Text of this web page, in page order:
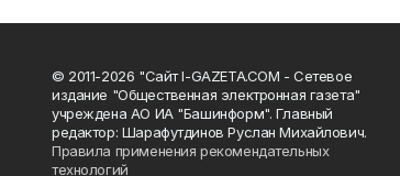
© 2011-2026 "Сайт I-GAZETA.COM - Сетевое
издание "Общественная электронная газета"
учреждена АО ИА "Башинформ". Главный
редактор: Шарафутдинов Руслан Михайлович.
Правила применения рекомендательных
технологий